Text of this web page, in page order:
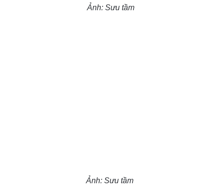
Ảnh: Sưu tầm
Ảnh: Sưu tầm